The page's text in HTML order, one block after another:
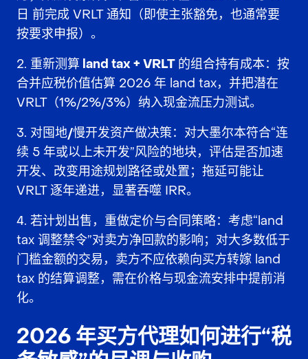
日 前完成 VRLT 通知（即使主张豁免，也通常要
按要求申报）。
重新测算 land tax + VRLT 的组合持有成本：按
合并应税价值估算 2026 年 land tax，并把潜在
VRLT（1%/2%/3%）纳入现金流压力测试。
对囤地/慢开发资产做决策：对大墨尔本符合“连
续 5 年或以上未开发”风险的地块，评估是否加速
开发、改变用途规划路径或处置；拖延可能让
VRLT 逐年递进，显著吞噬 IRR。
若计划出售，重做定价与合同策略：考虑“land
tax 调整禁令”对卖方净回款的影响；对大多数低于
门槛金额的交易，卖方不应依赖向买方转嫁 land
tax 的结算调整，需在价格与现金流安排中提前消
化。
2026 年买方代理如何进行“税